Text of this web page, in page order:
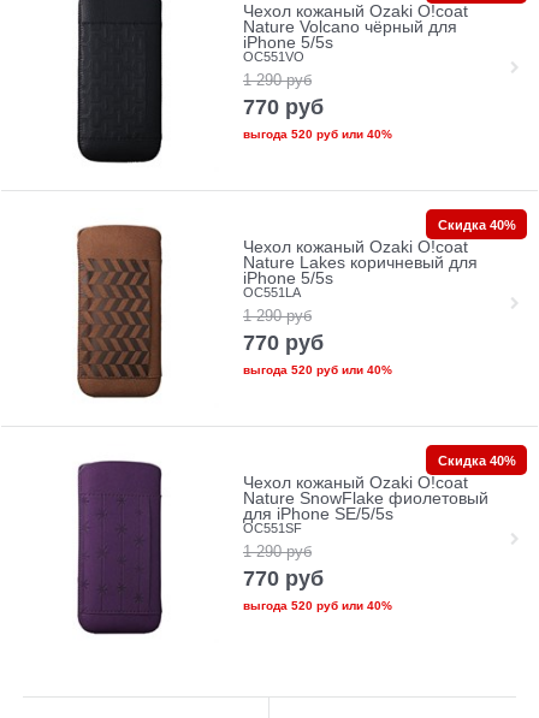
Чехол кожаный Ozaki O!coat
Nature Volcano чёрный для
iPhone 5/5s
OC551VO
1 290 руб
770 руб
выгода 520 рубили 40%
Чехол кожаный Ozaki O!coat
Nature Lakes коричневый для
iPhone 5/5s
OC551LA
1 290 руб
770 руб
выгода 520 рубили 40%
Скидка 40%
Чехол кожаный Ozaki O!coat
Nature SnowFlake фиолетовый
для iPhone SE/5/5s
OC551SF
1 290 руб
770 руб
выгода 520 рубили 40%
Скидка 40%